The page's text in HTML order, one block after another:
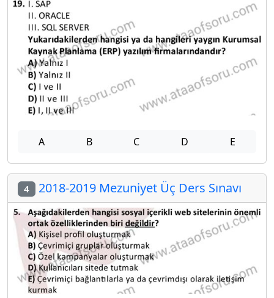
A B C D E
4 2018-2019 Mezuniyet Üç Ders Sınavı